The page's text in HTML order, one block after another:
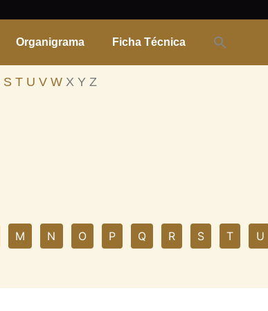
Organigrama Ficha Técnica
S T U V W X Y Z
M N O P Q R S T U